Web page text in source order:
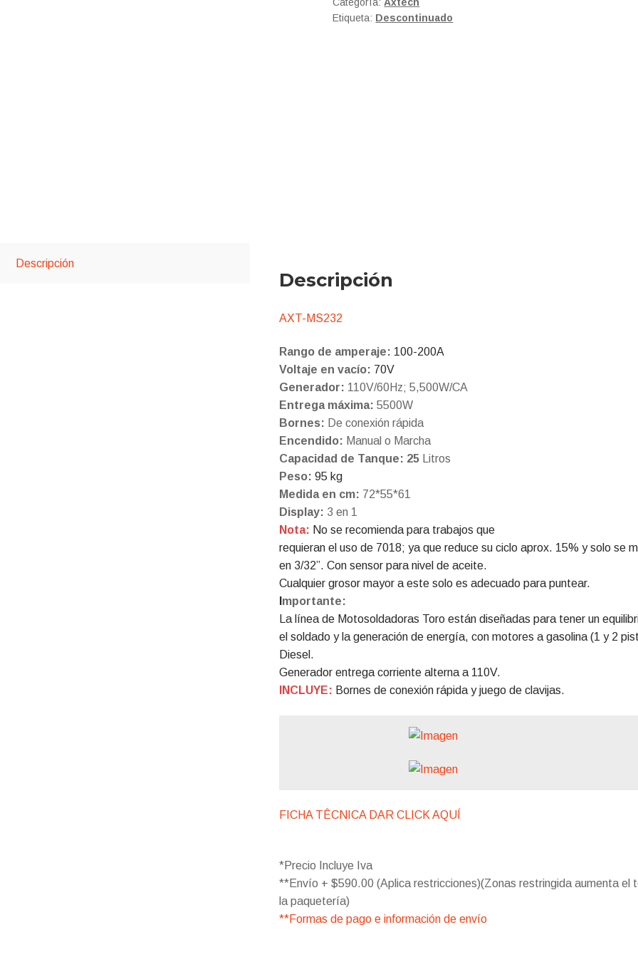
Etiqueta: Descontinuado
Descripción
Descripción
AXT-MS232
Rango de amperaje: 100-200A
Voltaje en vacío: 70V
Generador: 110V/60Hz; 5,500W/CA
Entrega máxima: 5500W
Bornes: De conexión rápida
Encendido: Manual o Marcha
Capacidad de Tanque: 25 Litros
Peso:95 kg
Medida en cm: 72*55*61
Display: 3 en 1
Nota: No se recomienda para trabajos que
requieran el uso de 7018; ya que reduce su ciclo aprox. 15% y solo se
en 3/32”. Con sensor para nivel de aceite.
Cualquier grosor mayor a este solo es adecuado para puntear.
mportante:
La línea de Motosoldadoras Toro están diseñadas para tener un
el soldado y la generación de energía, con motores a gasolina (1 y 2
Diesel.
Generador entrega corriente alterna a 110V.
INCLUYE: Bornes de conexión rápida y juego de clavijas.
FICHA TÊCNICA DAR CLICK AQUÍ
*Precio Incluye Iva
**Envío + $590.00 (Aplica restricciones)(Zonas restringida aumenta el
la paquetería)
**Formas de pago e información de envío